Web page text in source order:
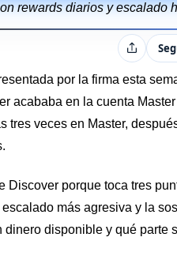
rewards diarios y escalado
por la firma esta
acababa en la cuenta
tres veces en Master,
Discover porque toca tres
más agresiva y la
disponible y qué parte